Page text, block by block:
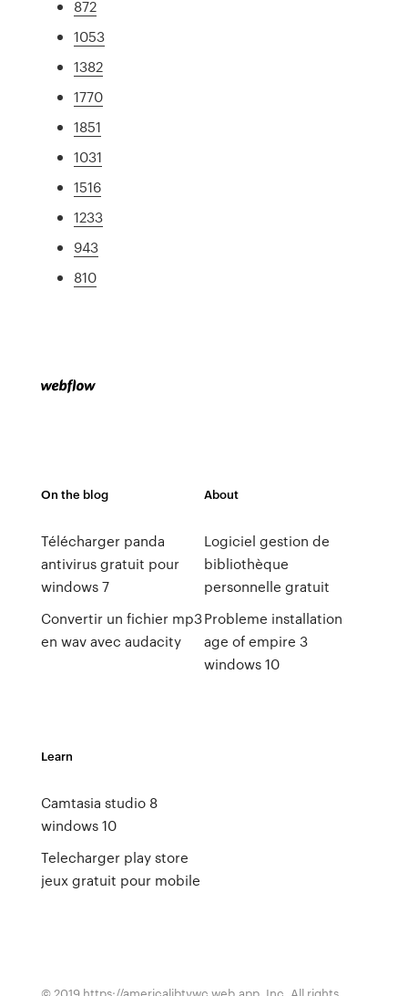
872
1053
1382
1770
1851
1031
1516
1233
943
810
On the blog
Télécharger panda
antivirus gratuit pour
windows 7
Convertir un fichier mp3
en wav avec audacity
About
Logiciel gestion de
bibliothèque
personnelle gratuit
Probleme installation
age of empire 3
windows 10
Learn
Camtasia studio 8
windows 10
Telecharger play store
jeux gratuit pour mobile
© 2019 https://americalibtvwc.web.app, Inc. All rights